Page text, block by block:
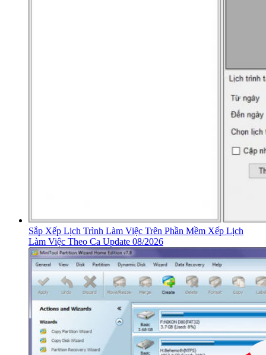
Sắp Xếp Lịch Trình Làm Việc Trên Phần Mềm Xếp Lịch
Làm Việc Theo Ca Update 08/2026